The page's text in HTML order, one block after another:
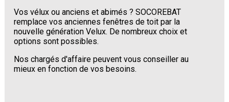
Vos vélux ou anciens et abimés ? SOCOREBAT
remplace vos anciennes fenêtres de toit par la
nouvelle génération Velux. De nombreux choix et
options sont possibles.
Nos chargés d'affaire peuvent vous conseiller au
mieux en fonction de vos besoins.